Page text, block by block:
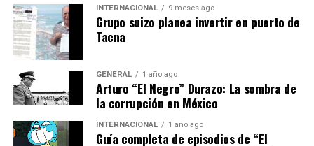
“Brasil, aunque ya
clasificado, no tomará este
partido a la ligera. Es una
oportunidad para probar
jugadores jóvenes y ajustar
INTERNACIONAL 9 meses ago
Grupo suizo planea invertir en puerto de
Tacna
GENERAL 1 año ago
Arturo “El Negro” Durazo: La sombra de
la corrupción en México
INTERNACIONAL 1 año ago
Guía completa de episodios de “El